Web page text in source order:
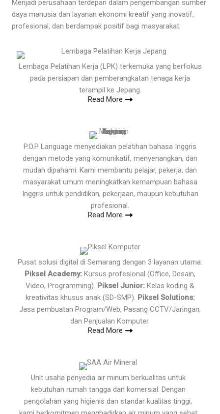
Menjadi perusahaan terdepan dalam pengembangan sumber
daya manusia dan layanan ekonomi kreatif yang inovatif,
profesional, dan berdampak positif bagi masyarakat.
Lembaga Pelatihan Kerja (LPK) terkemuka yang berfokus
pada persiapan dan pemberangkatan tenaga kerja
terampil ke Jepang.
Read More
P.O.P Language menyediakan pelatihan bahasa Inggris
dengan metode yang komunikatif, menyenangkan, dan
mudah dipahami. Kami membantu pelajar, pekerja, dan
masyarakat umum meningkatkan kemampuan bahasa
Inggris untuk pendidikan, pekerjaan, maupun kebutuhan
profesional.
Read More
Pusat solusi digital di Semarang dengan 3 layanan utama:
Piksel Academy: Kursus profesional (Office, Desain,
Video, Programming). Piksel Junior: Kelas koding &
kreativitas khusus anak (SD-SMP). Piksel Solutions:
Jasa pembuatan Program/Web, Pasang CCTV/Jaringan,
dan Penjualan Komputer.
Read More
Unit usaha penyedia air minum berkualitas untuk
kebutuhan rumah tangga dan komersial. Dengan
pengolahan yang higienis dan standar kualitas tinggi,